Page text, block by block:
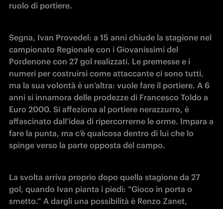
ruolo di portiere.
Segna, Ivan Provedel: a 15 anni chiude la stagione nel
campionato Regionale con i Giovanissimi del
Pordenone con 27 gol realizzati. Le premesse e i
numeri per costruirsi come attaccante ci sono tutti,
ma la sua volontà è un’altra: vuole fare il portiere. A 6
anni si innamora delle prodezze di Francesco Toldo a
Euro 2000. Si affeziona al portiere nerazzurro, è
affascinato dall’idea di ripercorrerne le orme. Impara a
fare la punta, ma c’è qualcosa dentro di lui che lo
spinge verso la parte opposta del campo.
La svolta arriva proprio dopo quella stagione da 27
gol, quando Ivan pianta i piedi: “Gioco in porta o
smetto.” A dargli una possibilità è Renzo Zanet,